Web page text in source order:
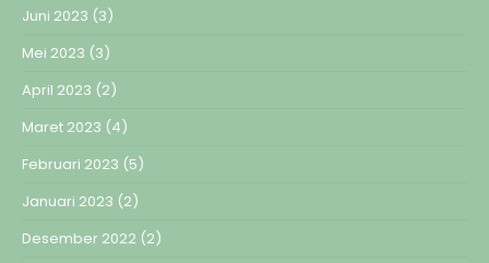
Juni 2023 (3)
Mei 2023 (3)
April 2023 (2)
Maret 2023 (4)
Februari 2023 (5)
Januari 2023 (2)
Desember 2022 (2)